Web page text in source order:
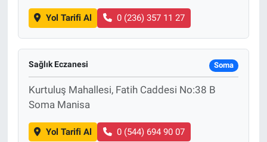
Yol Tarifi Al 0 (236) 357 11 27
Sağlık Eczanesi Soma
Kurtuluş Mahallesi, Fatih Caddesi No:38 B
Soma Manisa
Yol Tarifi Al 0 (544) 694 90 07